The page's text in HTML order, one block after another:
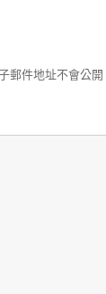
郵件地址不會公開